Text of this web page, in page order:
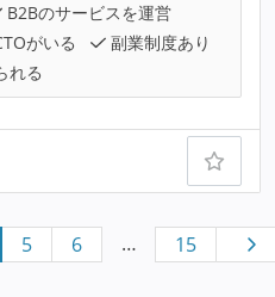
B2Bのサービスを運営
がいる
副業制度あり
れる
5 6 … 15